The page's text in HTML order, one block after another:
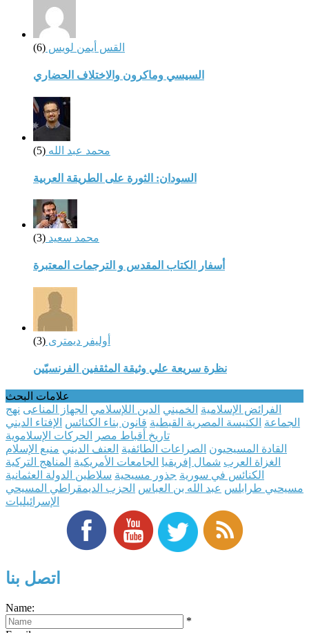
القس أيمن لويس (6)
السيسي وماكرون والاختلاف الحضاري
محمد عبد الله (5)
السودان: الثورة على الطريقة العربية
محمد سعيد (3)
أسفار الكتاب المقدس و الترجمات المعتبرة
أوليفر ديمترى (3)
نظرة سريعة علي وثيقة المثقفين الفرنسيّين
علامات البحث
الفرائض الإسلامية الخميني الدين اللإسلامي الجهاز المناعى نهج
الجماعة الكنيسة المصرية القبطية قانون بناء الكنائس الإفتاء الديني
تاريخ أقباط مصر
الحركات الإسلاموية
القادة المسيحيون الصراعات الطائفية العنف الديني منبع الإسلام
الغزاة العرب شمال إفريقيا الجامعات الأمريكية المناهج التركية
الكنائس في سورية جذور مسيحية سلاطين الدولة العثمانية
مسيحيي طرابلس عبد الله بن العباس الحزب الديمقراطي المسيحي
الإسرائيليات
اتصل بنا
Name:
*